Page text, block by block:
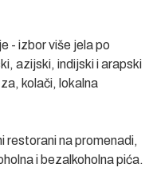
- izbor više jela po
azijski, indijski i arapski
kolači, lokalna
restorani na promenadi,
i bezalkoholna pića.